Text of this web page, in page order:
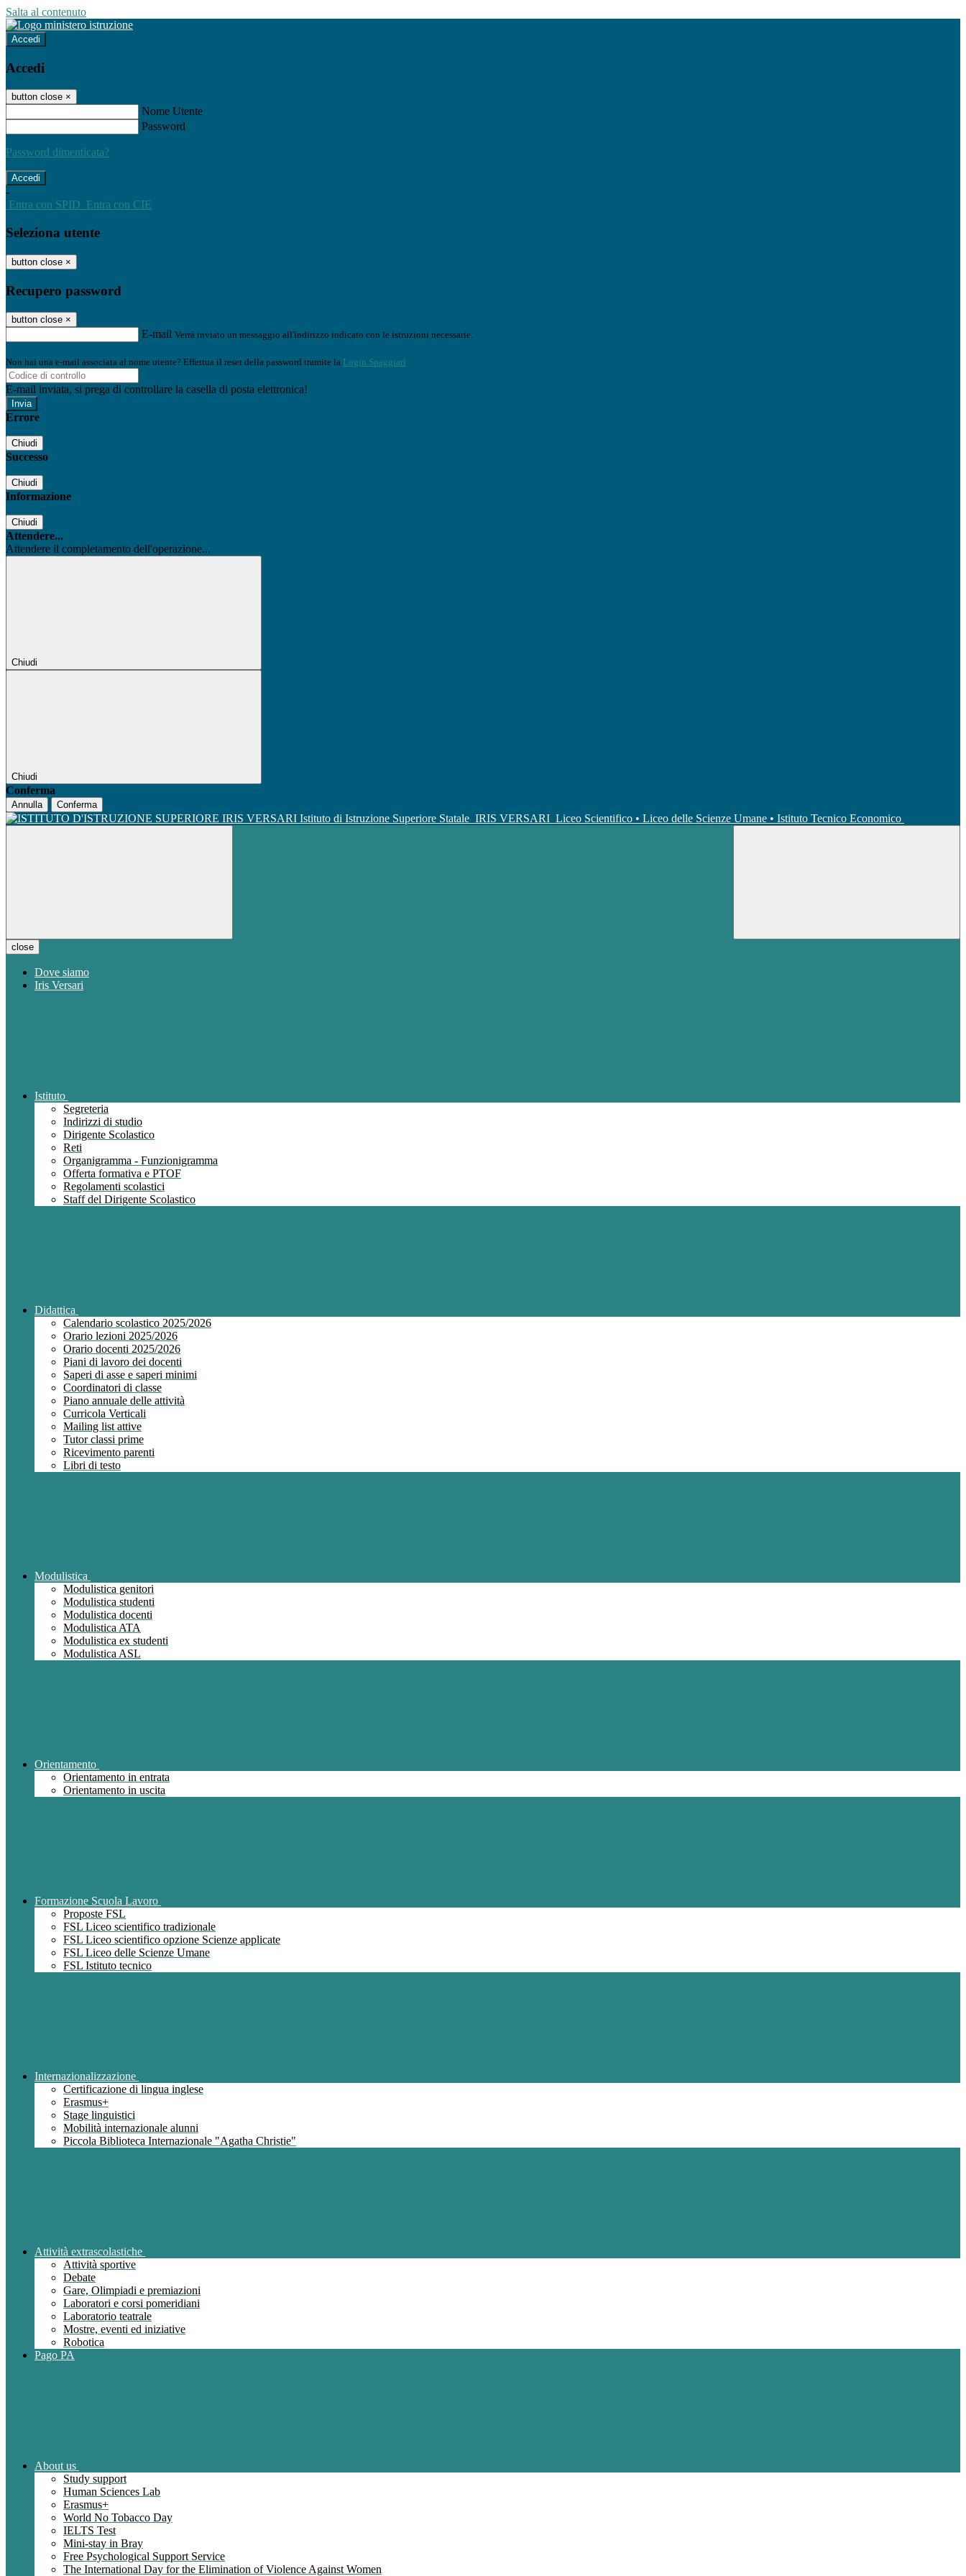
Salta al contenuto
Accedi
Accedi
button close ×
Nome Utente
Password
Password dimenticata?
-
Entra con SPID Entra con CIE
Seleziona utente
button close ×
Recupero password
button close ×
E-mail Verrà inviato un messaggio all'indirizzo indicato con le istruzioni necessarie.
Non hai una e-mail associata al nome utente? Effettua il reset della password tramite la Login Spaggiari
E-mail inviata, si prega di controllare la casella di posta elettronica!
Errore
Chiudi
Successo
Chiudi
Informazione
Chiudi
Attendere...
Attendere il completamento dell'operazione...
Chiudi
Chiudi
Conferma
Annulla Conferma
Istituto di Istruzione Superiore Statale IRIS VERSARI Liceo Scientifico • Liceo delle Scienze Umane • Istituto Tecnico Economico
close
Dove siamo
Iris Versari
Istituto
Segreteria
Indirizzi di studio
Dirigente Scolastico
Reti
Organigramma - Funzionigramma
Offerta formativa e PTOF
Regolamenti scolastici
Staff del Dirigente Scolastico
Didattica
Calendario scolastico 2025/2026
Orario lezioni 2025/2026
Orario docenti 2025/2026
Piani di lavoro dei docenti
Saperi di asse e saperi minimi
Coordinatori di classe
Piano annuale delle attività
Curricola Verticali
Mailing list attive
Tutor classi prime
Ricevimento parenti
Libri di testo
Modulistica
Modulistica genitori
Modulistica studenti
Modulistica docenti
Modulistica ATA
Modulistica ex studenti
Modulistica ASL
Orientamento
Orientamento in entrata
Orientamento in uscita
Formazione Scuola Lavoro
Proposte FSL
FSL Liceo scientifico tradizionale
FSL Liceo scientifico opzione Scienze applicate
FSL Liceo delle Scienze Umane
FSL Istituto tecnico
Internazionalizzazione
Certificazione di lingua inglese
Erasmus+
Stage linguistici
Mobilità internazionale alunni
Piccola Biblioteca Internazionale "Agatha Christie"
Attività extrascolastiche
Attività sportive
Debate
Gare, Olimpiadi e premiazioni
Laboratori e corsi pomeridiani
Laboratorio teatrale
Mostre, eventi ed iniziative
Robotica
Pago PA
About us
Study support
Human Sciences Lab
Erasmus+
World No Tobacco Day
IELTS Test
Mini-stay in Bray
Free Psychological Support Service
The International Day for the Elimination of Violence Against Women